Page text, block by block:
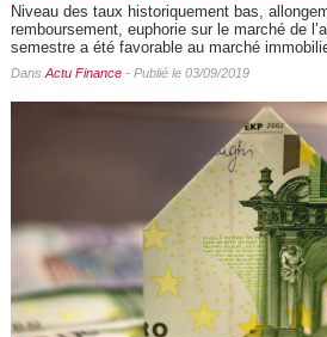
Niveau des taux historiquement bas,
remboursement, euphorie sur le marché de
semestre a été favorable au marché
Dans Actu Finance- Publié le 03/09/2019